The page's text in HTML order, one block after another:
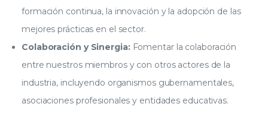
formación continua, la innovación y la adopción de las
mejores prácticas en el sector.
Colaboración y Sinergia:Fomentar la colaboración
entre nuestros miembros y con otros actores de la
industria, incluyendo organismos gubernamentales,
asociaciones profesionales y entidades educativas.